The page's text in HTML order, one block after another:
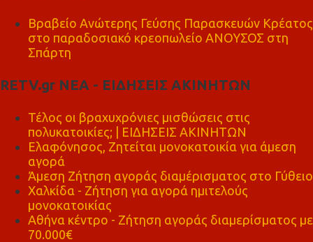
Βραβείο Ανώτερης Γεύσης Παρασκευών Κρέατος
στο παραδοσιακό κρεοπωλείο ΑΝΟΥΣΟΣ στη
Σπάρτη
RETV.gr ΝΕΑ - ΕΙΔΗΣΕΙΣ ΑΚΙΝΗΤΩΝ
Τέλος οι βραχυχρόνιες μισθώσεις στις
πολυκατοικίες; | ΕΙΔΗΣΕΙΣ ΑΚΙΝΗΤΩΝ
Ελαφόνησος, Ζητείται μονοκατοικία για άμεση
αγορά
Άμεση Ζήτηση αγοράς διαμέρισματος στο Γύθειο
Χαλκίδα - Ζήτηση για αγορά ημιτελούς
μονοκατοικίας
Αθήνα κέντρο - Ζήτηση αγοράς διαμερίσματος με
70.000€